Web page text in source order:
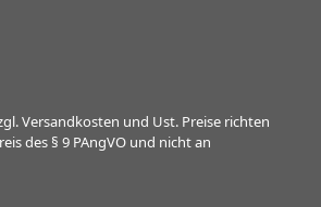
Versandkosten und Ust. Preise richten
des § 9 PAngVO und nicht an